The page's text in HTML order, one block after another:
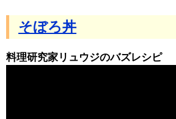
そぼろ丼
料理研究家リュウジのバズレシピ